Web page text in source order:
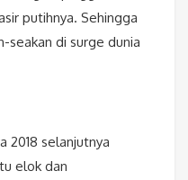
putihnya. Sehingga
seakan di surge dunia
2018 selanjutnya
elok dan